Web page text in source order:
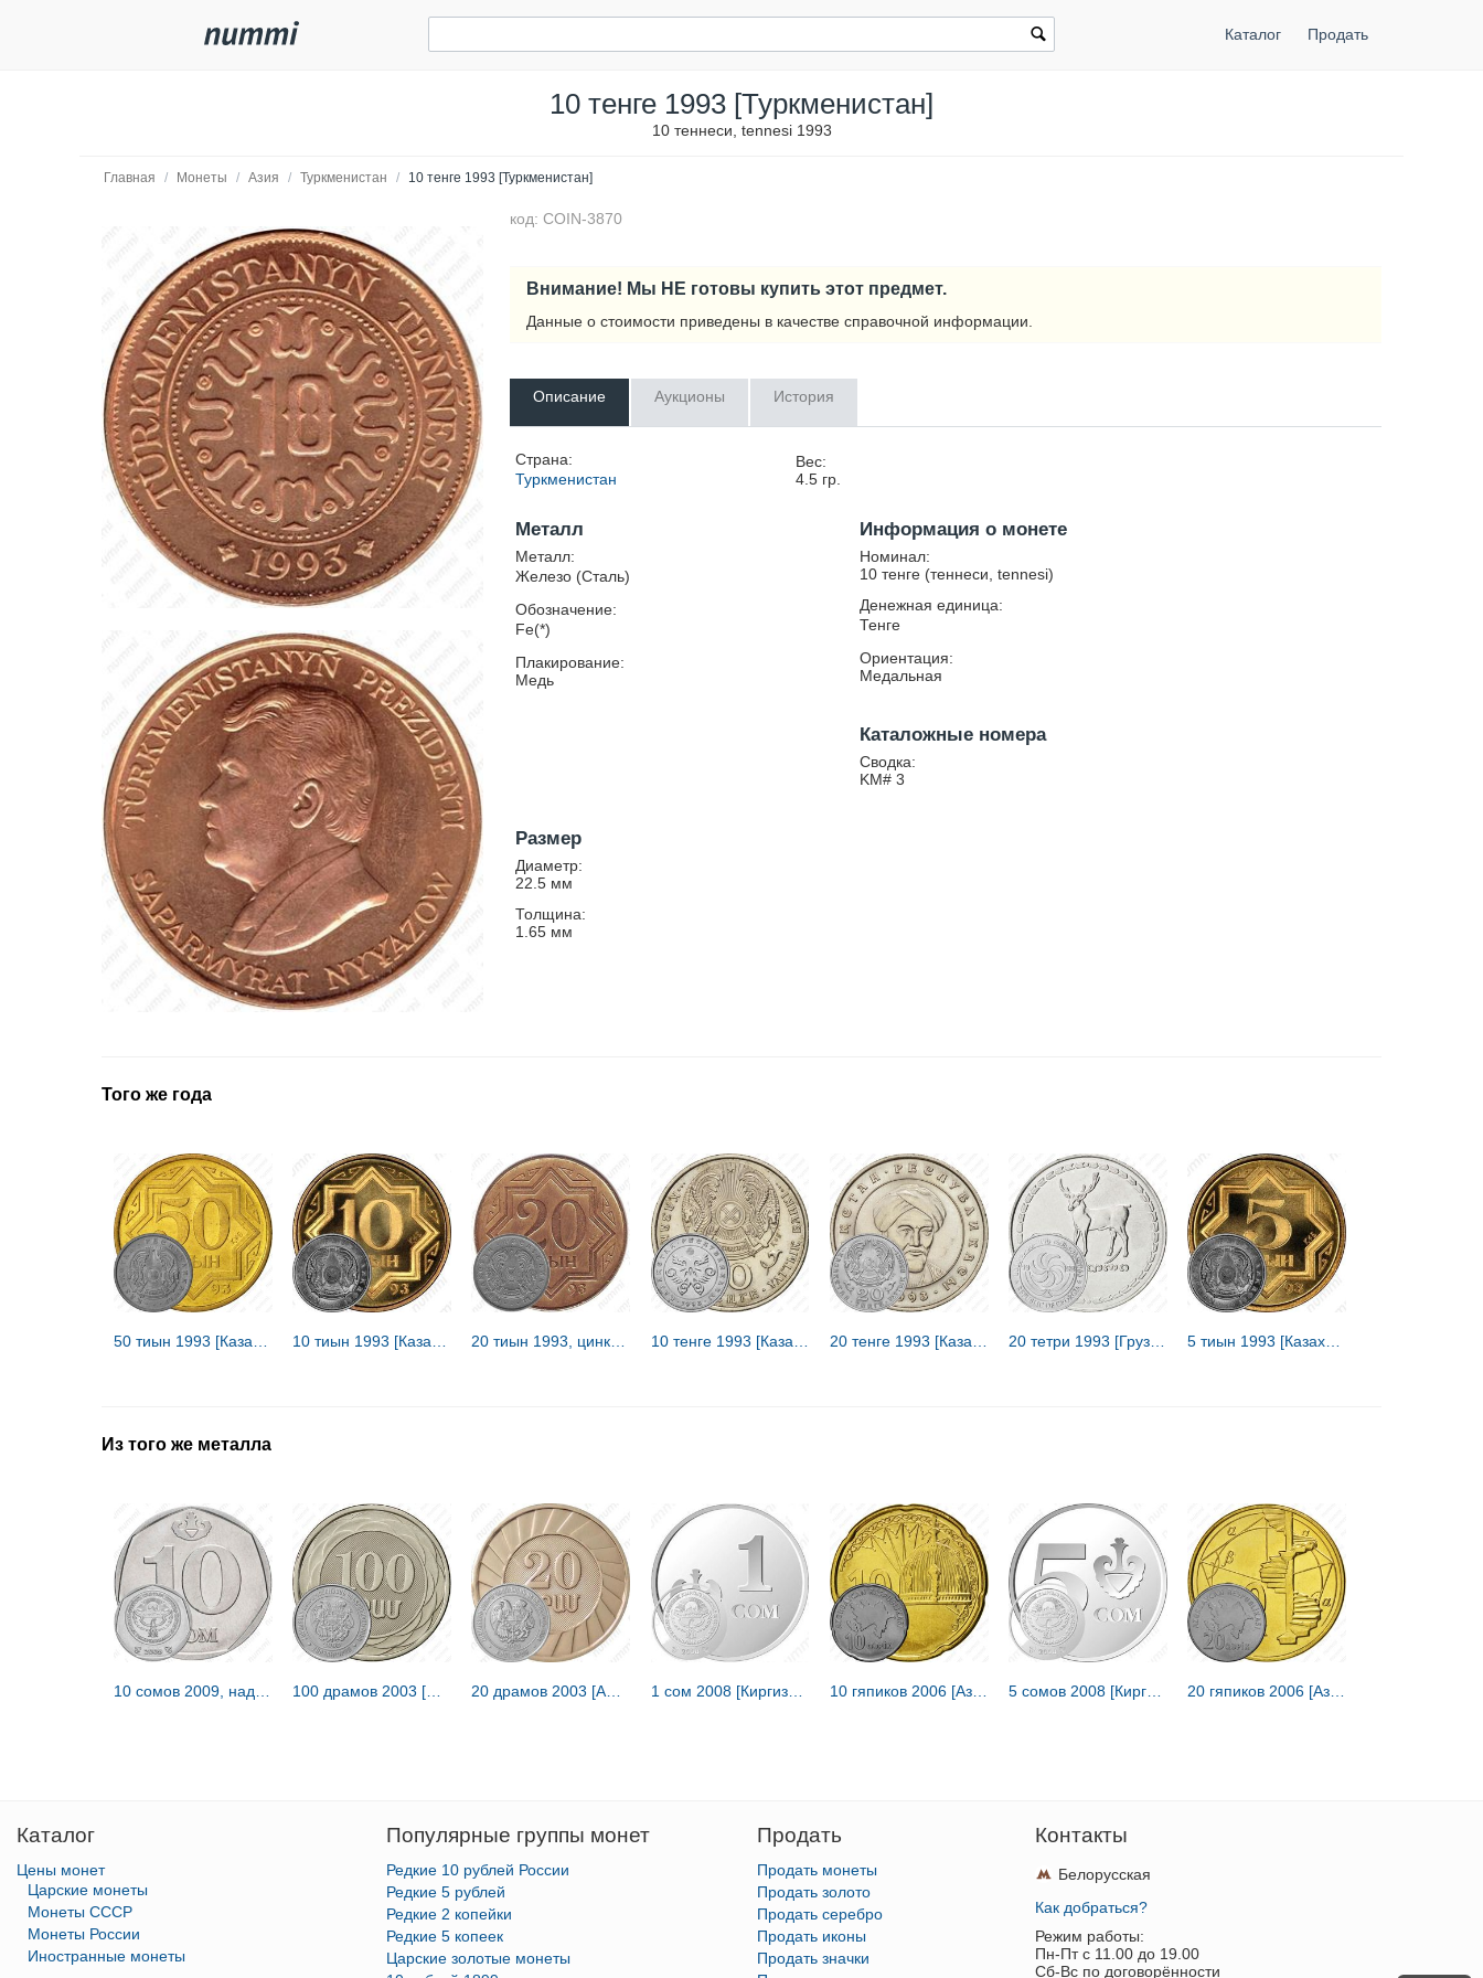
Каталог Продать
10 тенге 1993 [Туркменистан]
10 теннеси, tennesi 1993
Главная / Монеты / Азия / Туркменистан / 10 тенге 1993 [Туркменистан]
код: COIN-3870
Внимание! Мы НЕ готовы купить этот предмет.
Данные о стоимости приведены в качестве справочной информации.
Описание Аукционы История
Страна:
Туркменистан
Вес:
4.5гр.
Металл
Металл:
Железо (Сталь)
Обозначение:
Fe(*)
Плакирование:
Медь
Информация о монете
Номинал:
10 тенге (теннеси, tennesi)
Денежная единица:
Тенге
Ориентация:
Медальная
Каталожные номера
Сводка:
KM# 3
Размер
Диаметр:
22.5 мм
Толщина:
1.65 мм
Того же года
Из того же металла
1 сом 2008 [Киргизия] 10 гяпиков 2006 [Азербайджан]
Каталог
Цены монет
Царские монеты
Монеты СССР
Монеты России
Иностранные монеты
Популярные группы монет
Редкие 10 рублей России
Редкие 5 рублей
Редкие 2 копейки
Редкие 5 копеек
Царские золотые монеты
Продать
Продать монеты
Продать золото
Продать серебро
Продать иконы
Продать значки
Контакты
Белорусская
Как добраться?
Режим работы:
Пн-Пт c 11.00 до 19.00
Сб-Вс по договорённости